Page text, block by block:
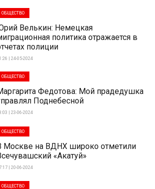
ОБЩЕСТВО
Велькин: Немецкая
политика отражается в
полиции
| 24-05-2024
ОБЩЕСТВО
Федотова: Мой прадедушка
Поднебесной
| 23-06-2024
ОБЩЕСТВО
Москве на ВДНХ широко отметили
«Акатуй»
| 20-06-2024
ОБЩЕСТВО